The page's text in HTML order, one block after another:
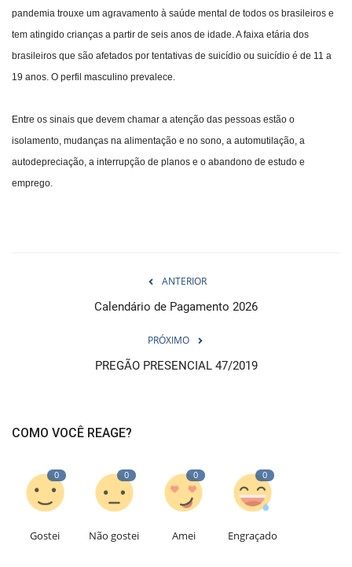
pandemia trouxe um agravamento à saúde mental de todos os brasileiros e
tem atingido crianças a partir de seis anos de idade. A faixa etária dos
brasileiros que são afetados por tentativas de suicídio ou suicídio é de 11 a
19 anos. O perfil masculino prevalece.
Entre os sinais que devem chamar a atenção das pessoas estão o
isolamento, mudanças na alimentação e no sono, a automutilação, a
autodepreciação, a interrupção de planos e o abandono de estudo e
emprego.
ANTERIOR
Calendário de Pagamento 2026
PRÓXIMO
PREGÃO PRESENCIAL 47/2019
COMO VOCÊ REAGE?
0
Gostei
0
Não gostei
0
Amei
0
Engraçado